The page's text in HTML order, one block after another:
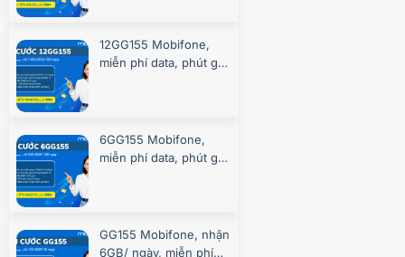
12GG155 Mobifone,
miễn phí data, phút gọi
6GG155 Mobifone,
miễn phí data, phút gọi
GG155 Mobifone, nhận
6GB/ ngày, miễn phí